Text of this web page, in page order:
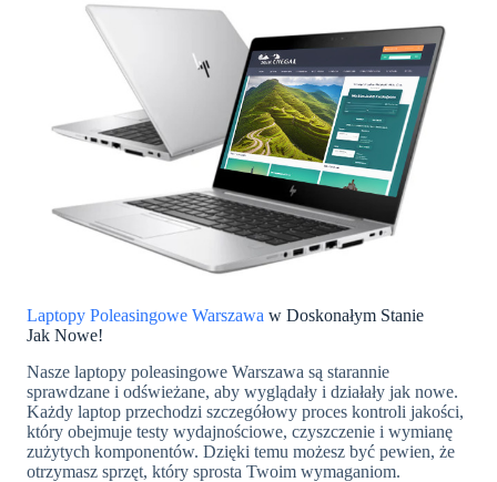
Laptopy Poleasingowe Warszawa w Doskonałym Stanie
Jak Nowe!
Nasze laptopy poleasingowe Warszawa są starannie
sprawdzane i odświeżane, aby wyglądały i działały jak nowe.
Każdy laptop przechodzi szczegółowy proces kontroli jakości,
który obejmuje testy wydajnościowe, czyszczenie i wymianę
zużytych komponentów. Dzięki temu możesz być pewien, że
otrzymasz sprzęt, który sprosta Twoim wymaganiom.